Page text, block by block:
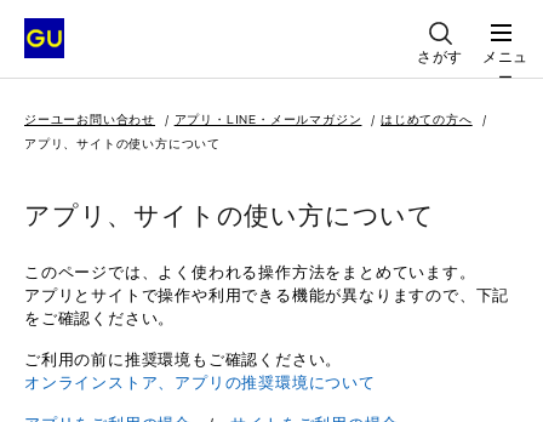
さがす
メニュ
ー
ジーユーお問い合わせ アプリ・LINE・メールマガジン
はじめての方へ
アプリ、サイトの使い方について
アプリ、サイトの使い方について
このページでは、よく使われる操作方法をまとめています。
アプリとサイトで操作や利用できる機能が異なりますので、下記
をご確認ください。
ご利用の前に推奨環境もご確認ください。
オンラインストア、アプリの推奨環境について